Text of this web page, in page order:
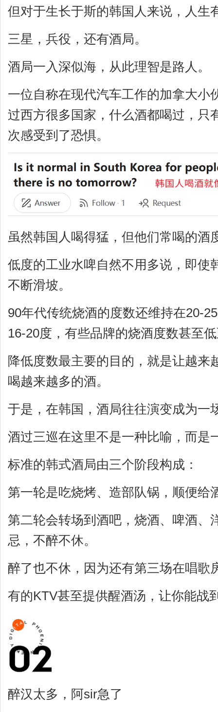
但对于生长于斯的韩国人来说，人生
三星，兵役，还有酒局。
酒局一入深似海，从此理智是路人。
一位自称在现代汽车工作的加拿大小
过西方很多国家，什么酒都喝过，只
次感受到了恐惧。
虽然韩国人喝得猛，但他们常喝的酒
低度的工业水啤自然不用多说，即使
不断滑坡。
90年代传统烧酒的度数还维持在20-
16-20度，有些品牌的烧酒度数甚至
降低度数最主要的目的，就是让越来
喝越来越多的酒。
于是，在韩国，酒局往往演变成为一
酒过三巡在这里不是一种比喻，而是
标准的韩式酒局由三个阶段构成：
第一轮是吃烧烤、造部队锅，顺便给
第二轮会转场到酒吧，烧酒、啤酒、
忌，不醉不休。
醉了也不休，因为还有第三场在唱歌
有的KTV甚至提供醒酒汤，让你能战
醉汉太多，阿sir急了